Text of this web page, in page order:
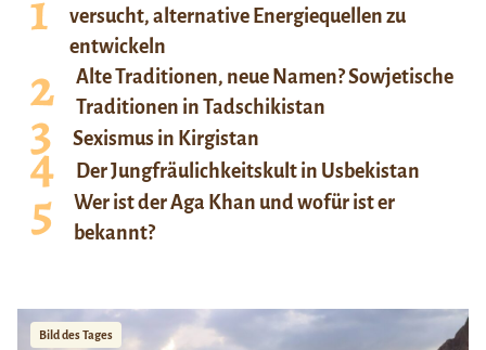
versucht, alternative Energiequellen zu
entwickeln
Alte Traditionen, neue Namen? Sowjetische
Traditionen in Tadschikistan
Sexismus in Kirgistan
Der Jungfräulichkeitskult in Usbekistan
Wer ist der Aga Khan und wofür ist er
bekannt?
Bild des Tages